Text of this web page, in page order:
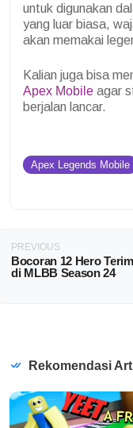
untuk digunakan
yang luar biasa,
akan memakai
Kalian juga bisa
Apex Mobile agar
berjalan lancar.
Apex Legends Mobile
PREVIOUS
Bocoran 12 Hero
di MLBB Season 24
Rekomendasi